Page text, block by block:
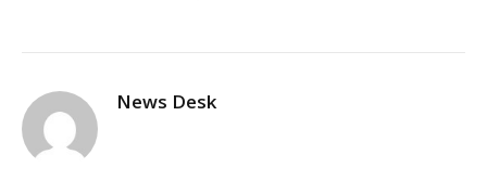
News Desk